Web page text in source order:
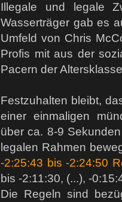
Illegale und legale
Wasserträger gab es
Umfeld von Chris
Profis mit aus der
Pacern der
Festzuhalten bleibt,
einer einmaligen
über ca. 8-9
legalen Rahmen
-2:25:43 bis -2:24:50
bis -2:11:30, (...), -
Die Regeln sind